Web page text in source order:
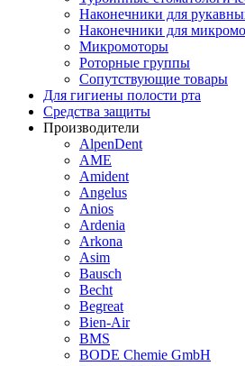
Наконечники для
Наконечники для
Микромоторы
Роторные группы
Сопутствующие товары
Для гигиены полости рта
Средства защиты
Производители
AlpenDent
AME
Amident
Angelus
Anios
Ardenia
Arkona
Asim
Bausch
Becht
Begreat
Bien-Air
BMS
BODE Chemie GmbH